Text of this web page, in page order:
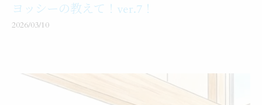
ヨッシーの教えて！ver.7！
2026/03/10